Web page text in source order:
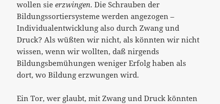
wollen sieerzwingen. Die Schrauben der
Bildungssortiersysteme werden angezogen –
Individualentwicklung also durch Zwang und
Druck? Als wüßten wir nicht, als könnten wir nicht
wissen, wenn wir wollten, daß nirgends
Bildungsbemühungen weniger Erfolg haben als
dort, wo Bildung erzwungen wird.
Ein Tor, wer glaubt, mit Zwang und Druck könnten